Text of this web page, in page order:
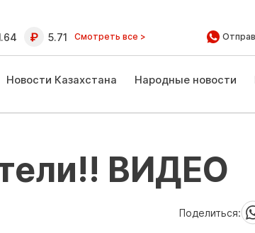
5.71 Смотреть все >
Новости Казахстана Народные новости
ВИДЕО
Поделиться: